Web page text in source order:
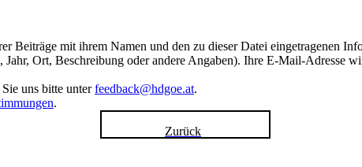
Beiträge mit ihrem Namen und den zu dieser Datei eingetragenen
Ort, Beschreibung oder andere Angaben). Ihre E-Mail-Adresse
uns bitte unterfeedback@hdgoe.at.
.
Zurück